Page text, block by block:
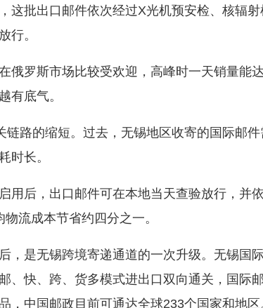
批出口邮件依次经过X光机预安检、核辐射
行。
罗斯市场比较受欢迎，高峰时一天销量能
有底气。
路的缩短。过去，无锡地区收寄的国际邮
时长。
后，出口邮件可在本地当天查验放行，并
流成本节省约四分之一。
是无锡跨境寄递通道的一次升级。无锡国
、快、跨、货多模式进出口双向通关，国际
，中国邮政目前可通达全球233个国家和地